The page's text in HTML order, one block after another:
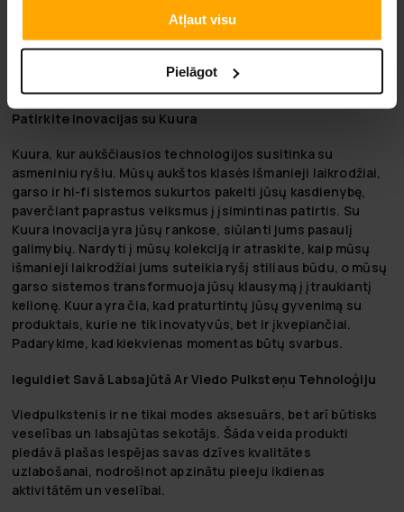
Atļaut visu
Pielāgot
novērtēts IP65, nodrošina aizsardzību
pret putekļiem un ūdens šļakatām, padarot to
piemērotu ikdienas nēsāšanai un lietošanai dažādās
Patirkite inovacijas su Kuura
Kuura, kur aukščiausios technologijos susitinka su
asmeniniu ryšiu. Mūsų aukštos klasės išmanieji laikrodžiai,
garso ir hi-fi sistemos sukurtos pakelti jūsų kasdienybę,
paverčiant paprastus veiksmus į įsimintinas patirtis. Su
Kuura inovacija yra jūsų rankose, siūlanti jums pasaulį
galimybių. Nardyti į mūsų kolekciją ir atraskite, kaip mūsų
išmanieji laikrodžiai jums suteikia ryšį stiliaus būdu, o mūsų
garso sistemos transformuoja jūsų klausymą į įtraukiantį
kelionę. Kuura yra čia, kad praturtintų jūsų gyvenimą su
produktais, kurie ne tik inovatyvūs, bet ir įkvepiančiai.
Padarykime, kad kiekvienas momentas būtų svarbus.
Ieguldiet Savā Labsajūtā Ar Viedo Pulksteņu Tehnoloģiju
Viedpulkstenis ir ne tikai modes aksesuārs, bet arī būtisks
veselības un labsajūtas sekotājs. Šāda veida produkti
piedāvā plašas iespējas savas dzīves kvalitātes
uzlabošanai, nodrošinot apzinātu pieeju ikdienas
aktivitātēm un veselībai.